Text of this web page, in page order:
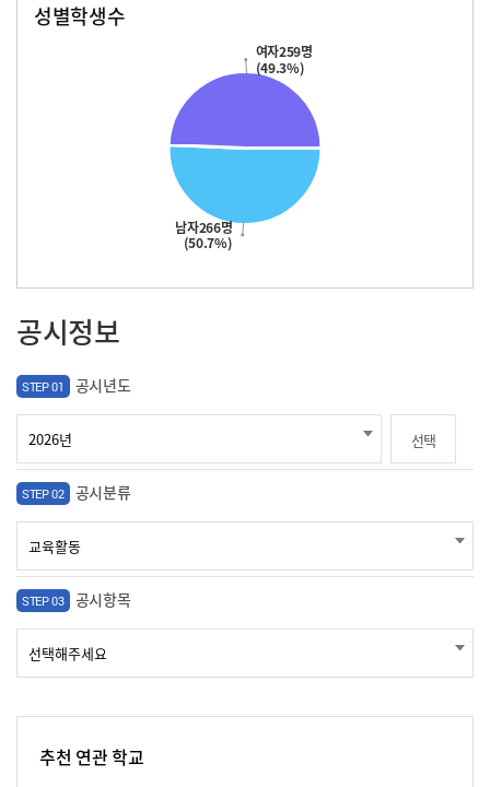
성별학생수
남자266명
(50.7%)
여자259명
(49.3%)
공시정보
STEP 01 공시년도
선택
STEP 02 공시분류
STEP 03 공시항목
추천 연관 학교